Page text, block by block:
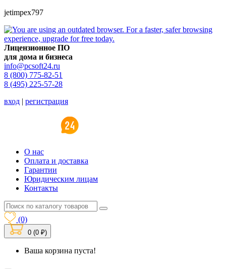
jetimpex797
Лицензионное ПО
для дома и бизнеса
info@pcsoft24.ru
8 (800) 775-82-51
8 (495) 225-57-28
вход | регистрация
O нас
Оплата и доставка
Гарантии
Юридическим лицам
Контакты
(0)
0 (0 ₽)
Ваша корзина пуста!